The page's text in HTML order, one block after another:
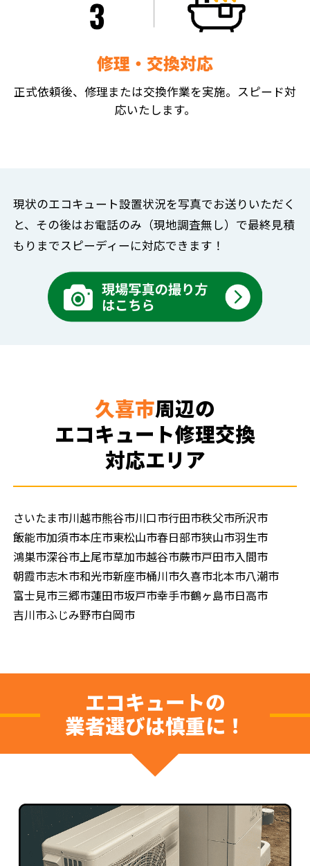
修理・交換対応
正式依頼後、修理または交換作業を実施。スピード対
応いたします。
現状のエコキュート設置状況を写真でお送りいただく
と、 その後はお電話のみ（現地調査無し）で最終見積
もりまでスピーディーに対応できます！
久喜市周辺の
エコキュート修理交換
対応エリア
さいたま市川越市熊谷市川口市行田市秩父市所沢市
飯能市加須市本庄市東松山市春日部市狭山市羽生市
鴻巣市深谷市 上尾市草加市越谷市蕨市戸田市入間市
朝霞市志木市和光市新座市桶川市久喜市北本市八潮市
富士見市三郷市蓮田市坂戸市幸手市鶴ヶ島市日高市
吉川市ふじみ野市白岡市
エコキュートの
業者選びは慎重に！